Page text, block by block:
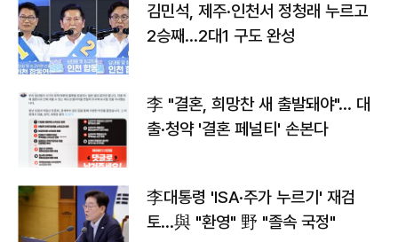
김민석, 제주·인천서 정청래 누르고
2승째…2대1 구도 완성
李 "결혼, 희망찬 새 출발돼야"… 대
출·청약 '결혼 페널티' 손본다
李대통령 'ISA·주가 누르기' 재검
토…與 "환영" 野 "졸속 국정"